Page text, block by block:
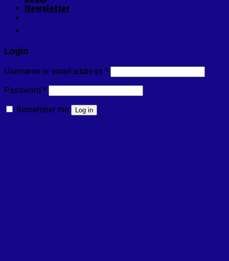
Newsletter
Login
Username or email address *
Password *
Remember me
Log in